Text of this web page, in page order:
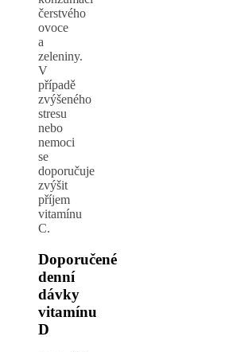
čerstvého
ovoce
a
zeleniny.
V
případě
zvýšeného
stresu
nebo
nemoci
se
doporučuje
zvýšit
příjem
vitamínu
C.
Doporučené
denní
dávky
vitamínu
D